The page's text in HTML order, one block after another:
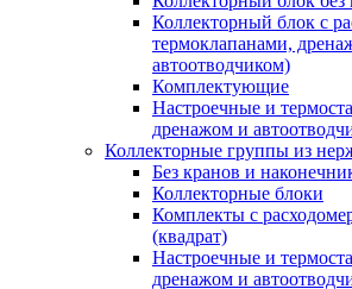
Коллекторный блок с
термоклапанами,
автоотводчиком)
Комплектующие
Настроечные и
дренажом и
Коллекторные группы из
Без кранов и
Коллекторные блоки
Комплекты с
(квадрат)
Настроечные и
дренажом и